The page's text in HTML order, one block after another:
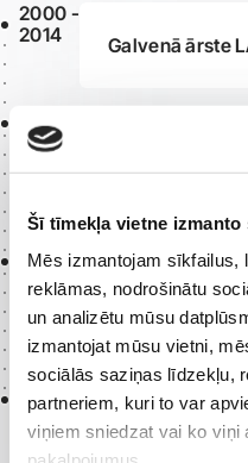
Šī tīmekļa vietne izmanto
Mēs izmantojam sīkfailus,
reklāmas, nodrošinātu
un analizētu mūsu
izmantojat mūsu vietni,
sociālās saziņas līdzekļu,
partneriem, kuri to var
viņiem sniedzat vai ko viņi
2000 -
2014
Galvenā ārste
2012
ginekologs,
2015
LJMC,
USG speciālists
2022
Ginekologs,